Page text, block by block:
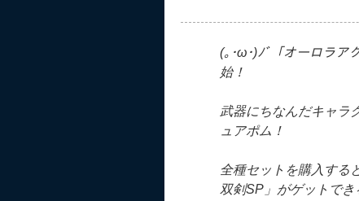
(｡･ω･)ﾉﾞ「オーロラア
始！
武器にちなんだキャラ
ュアポム！
全種セットを購入する
双剣SP」がゲットでき